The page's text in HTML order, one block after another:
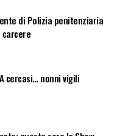
di Polizia penitenziaria
cercasi… nonni vigili